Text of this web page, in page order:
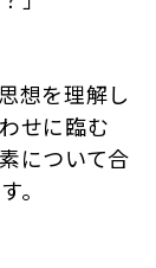
想を理解し
せに臨む
について合
。